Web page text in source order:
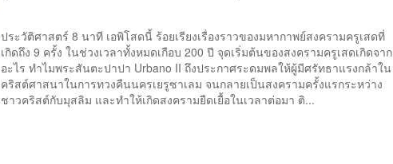
ประวัติศาสตร์ 8 นาที เอพิโสดนี้ ร้อยเรียงเรื่องราวของมหากาพย์สงครามครูเสดที่
เกิดถึง 9 ครั้ง ในช่วงเวลาทั้งหมดเกือบ 200 ปี จุดเริ่มต้นของสงครามครูเสดเกิดจาก
อะไร ทำไมพระสันตะปาปา Urbano II ถึงประกาศระดมพลให้ผู้มีศรัทธาแรงกล้าใน
คริสต์ศาสนาในการทวงคืนนครเยรูซาเลม จนกลายเป็นสงครามครั้งแรกระหว่าง
ชาวคริสต์กับมุสลิม และทำให้เกิดสงครามยืดเยื้อในเวลาต่อมา ติ...